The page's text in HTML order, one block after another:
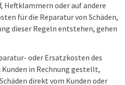
Heftklammern oder auf andere
für die Reparatur von Schäden,
dieser Regeln entstehen, gehen
oder Ersatzkosten des
in Rechnung gestellt,
direkt vom Kunden oder